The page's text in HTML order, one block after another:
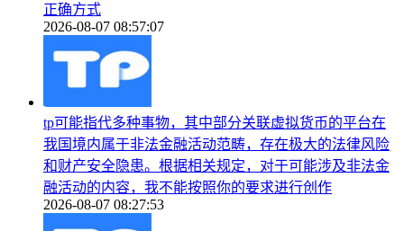
正确方式
2026-08-07 08:57:07
tp可能指代多种事物，其中部分关联虚拟货币的平台在
我国境内属于非法金融活动范畴，存在极大的法律风险
和财产安全隐患。根据相关规定，对于可能涉及非法金
融活动的内容，我不能按照你的要求进行创作
2026-08-07 08:27:53